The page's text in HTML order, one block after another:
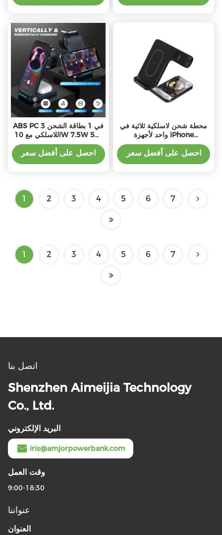
ABS PC 3 في 1 بطاقة الشحن
اللاسلكي مع 10W 7.5W 5W
خروج الطاقة
احصل على أفضل سعر
محطة شحن لاسلكية ثلاثية في
واحد لأجهزة iPhone
Samsung AirPods
احصل على أفضل سعر
1 2 3 4 5 6 7
1 2 3 4 5 6 7
اتصل بنا
Shenzhen Aimeijia Technology
Co., Ltd.
البريد الإلكتروني
iris@amjorpowerbank.com
وقت العمل
9:00-18:30
عنواننا
العنوان